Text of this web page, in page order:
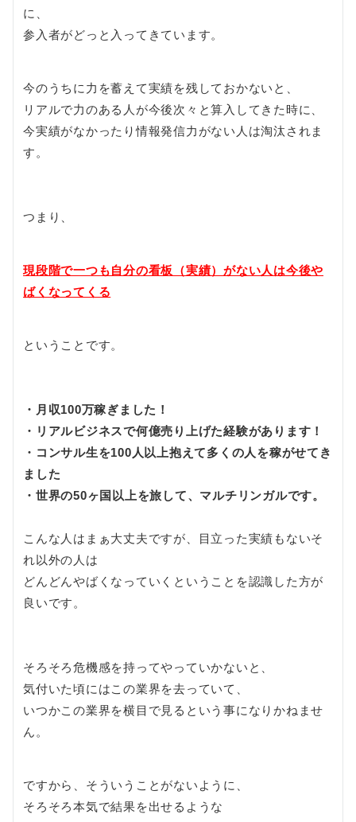
に、
参入者がどっと入ってきています。
今のうちに力を蓄えて実績を残しておかないと、
リアルで力のある人が今後次々と算入してきた時に、
今実績がなかったり情報発信力がない人は淘汰されま
す。
つまり、
現段階で一つも自分の看板（実績）がない人は今後や
ばくなってくる
ということです。
・月収100万稼ぎました！
・リアルビジネスで何億売り上げた経験があります！
・コンサル生を100人以上抱えて多くの人を稼がせてき
ました
・世界の50ヶ国以上を旅して、マルチリンガルです。
こんな人はまぁ大丈夫ですが、目立った実績もないそ
れ以外の人は
どんどんやばくなっていくということを認識した方が
良いです。
そろそろ危機感を持ってやっていかないと、
気付いた頃にはこの業界を去っていて、
いつかこの業界を横目で見るという事になりかねませ
ん。
ですから、そういうことがないように、
そろそろ本気で結果を出せるような